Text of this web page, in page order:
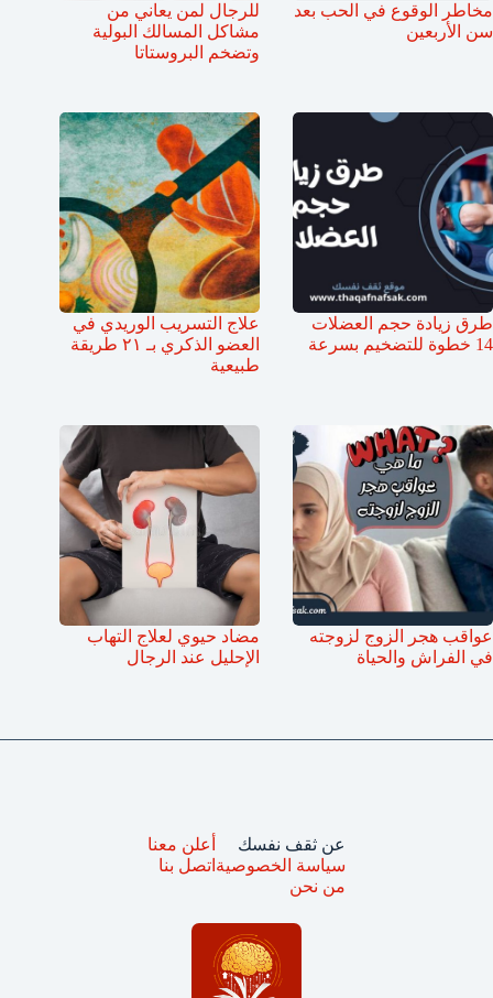
مخاطر الوقوع في الحب بعد
سن الأربعين
للرجال لمن يعاني من
مشاكل المسالك البولية
وتضخم البروستاتا
طرق زيادة حجم العضلات
14 خطوة للتضخيم بسرعة
علاج التسريب الوريدي في
العضو الذكري بـ ٢١ طريقة
طبيعية
عواقب هجر الزوج لزوجته
في الفراش والحياة
مضاد حيوي لعلاج التهاب
الإحليل عند الرجال
عن ثقف نفسك
سياسة الخصوصية
من نحن
أعلن معنا
اتصل بنا